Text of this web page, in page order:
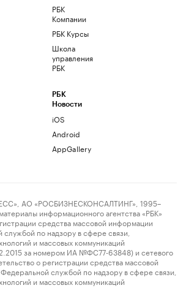
РБК
Компании
РБК Курсы
Школа
управления
РБК
РБК
Новости
iOS
Android
AppGallery
АО «РОСБИЗНЕСКОНСАЛТИНГ», 1995–
информационного агентства «РБК»
средства массовой информации
по надзору в сфере связи,
и массовых коммуникаций
за номером ИА №ФС77-63848) и сетевого
о регистрации средства массовой
службой по надзору в сфере связи,
и массовых коммуникаций